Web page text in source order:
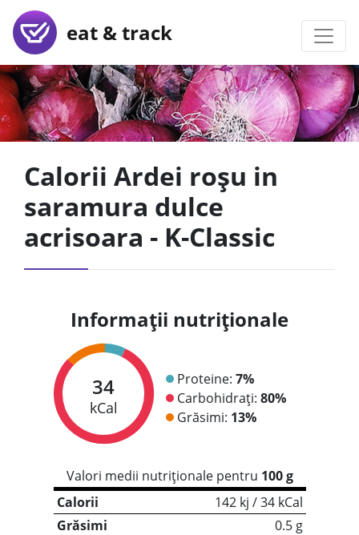
eat & track
Calorii Ardei roșu in
saramura dulce
acrisoara - K-Classic
Informații nutriționale
34
kCal
Proteine: 7%
Carbohidrați: 80%
Grăsimi: 13%
Valori medii nutriționale pentru 100 g
Calorii
142 kj / 34 kCal
Grăsimi
0.5 g